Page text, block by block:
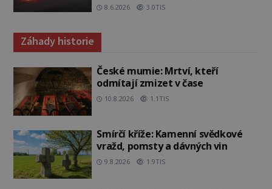
8.6.2026 3.0TIS
Záhady historie
České mumie: Mrtví, kteří
odmítají zmizet v čase
10.8.2026 1.1TIS
Smírčí kříže: Kamenní svědkové
vražd, pomsty a dávných vin
9.8.2026 1.9TIS